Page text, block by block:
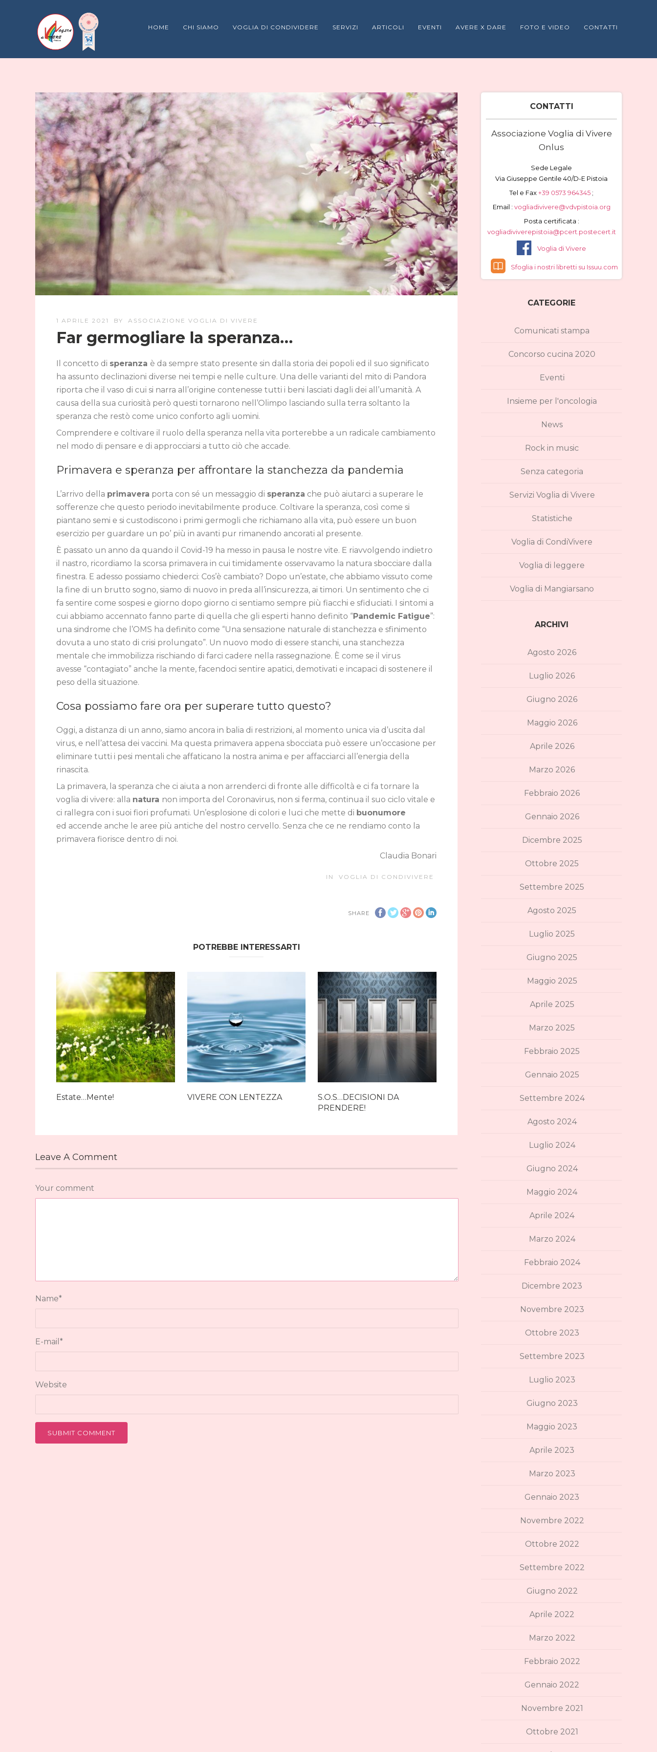
HOME CHI SIAMO VOGLIA DI CONDIVIDERE SERVIZI ARTICOLI EVENTI AVERE X DARE FOTO E VIDEO CONTATTI
1 APRILE 2021 BY ASSOCIAZIONE VOGLIA DI VIVERE
Far germogliare la speranza…
Il concetto di speranza è da sempre stato presente sin dalla storia dei popoli ed il suo significato
ha assunto declinazioni diverse nei tempi e nelle culture. Una delle varianti del mito di Pandora
riporta che il vaso di cui si narra all’origine contenesse tutti i beni lasciati dagli dei all’umanità. A
causa della sua curiosità però questi tornarono nell’Olimpo lasciando sulla terra soltanto la
speranza che restò come unico conforto agli uomini.
Comprendere e coltivare il ruolo della speranza nella vita porterebbe a un radicale cambiamento
nel modo di pensare e di approcciarsi a tutto ciò che accade.
Primavera e speranza per affrontare la stanchezza da pandemia
L’arrivo della primavera porta con sé un messaggio di speranza che può aiutarci a superare le
sofferenze che questo periodo inevitabilmente produce. Coltivare la speranza, così come si
piantano semi e si custodiscono i primi germogli che richiamano alla vita, può essere un buon
esercizio per guardare un po’ più in avanti pur rimanendo ancorati al presente.
È passato un anno da quando il Covid-19 ha messo in pausa le nostre vite. E riavvolgendo indietro
il nastro, ricordiamo la scorsa primavera in cui timidamente osservavamo la natura sbocciare dalla
finestra. E adesso possiamo chiederci: Cos’è cambiato? Dopo un’estate, che abbiamo vissuto come
la fine di un brutto sogno, siamo di nuovo in preda all’insicurezza, ai timori. Un sentimento che ci
fa sentire come sospesi e giorno dopo giorno ci sentiamo sempre più fiacchi e sfiduciati. I sintomi a
cui abbiamo accennato fanno parte di quella che gli esperti hanno definito “Pandemic Fatigue”:
una sindrome che l’OMS ha definito come “Una sensazione naturale di stanchezza e sfinimento
dovuta a uno stato di crisi prolungato”. Un nuovo modo di essere stanchi, una stanchezza
mentale che immobilizza rischiando di farci cadere nella rassegnazione. È come se il virus
avesse “contagiato” anche la mente, facendoci sentire apatici, demotivati e incapaci di sostenere il
peso della situazione.
Cosa possiamo fare ora per superare tutto questo?
Oggi, a distanza di un anno, siamo ancora in balia di restrizioni, al momento unica via d’uscita dal
virus, e nell’attesa dei vaccini. Ma questa primavera appena sbocciata può essere un’occasione per
eliminare tutti i pesi mentali che affaticano la nostra anima e per affacciarci all’energia della
rinascita.
La primavera, la speranza che ci aiuta a non arrenderci di fronte alle difficoltà e ci fa tornare la
voglia di vivere: alla natura non importa del Coronavirus, non si ferma, continua il suo ciclo vitale e
ci rallegra con i suoi fiori profumati. Un’esplosione di colori e luci che mette di buonumore
ed accende anche le aree più antiche del nostro cervello. Senza che ce ne rendiamo conto la
primavera fiorisce dentro di noi.
Claudia Bonari
IN VOGLIA DI CONDIVIVERE
SHARE
POTREBBE INTERESSARTI
Estate…Mente! VIVERE CON LENTEZZA
S.O.S…DECISIONI DA
PRENDERE!
Leave A Comment
Your comment
Name*
E-mail *
Website
CONTATTI
Associazione Voglia di Vivere
Onlus
Sede Legale
Via Giuseppe Gentile 40/D-E Pistoia
Tel e Fax+39 0573 964345 ;
Email : vogliadivivere@vdvpistoia.org
Posta certificata :
vogliadiviverepistoia@pcert.postecert.it
Voglia di Vivere
Sfoglia i nostri libretti su Issuu.com
CATEGORIE
Comunicati stampa
Concorso cucina 2020
Eventi
Insieme per l'oncologia
News
Rock in music
Senza categoria
Servizi Voglia di Vivere
Statistiche
Voglia di CondiVivere
Voglia di leggere
Voglia di Mangiarsano
ARCHIVI
Agosto 2026
Luglio 2026
Giugno 2026
Maggio 2026
Aprile 2026
Marzo 2026
Febbraio 2026
Gennaio 2026
Dicembre 2025
Ottobre 2025
Settembre 2025
Agosto 2025
Luglio 2025
Giugno 2025
Maggio 2025
Aprile 2025
Marzo 2025
Febbraio 2025
Gennaio 2025
Settembre 2024
Agosto 2024
Luglio 2024
Giugno 2024
Maggio 2024
Aprile 2024
Marzo 2024
Febbraio 2024
Dicembre 2023
Novembre 2023
Ottobre 2023
Settembre 2023
Luglio 2023
Giugno 2023
Maggio 2023
Aprile 2023
Marzo 2023
Gennaio 2023
Novembre 2022
Ottobre 2022
Settembre 2022
Giugno 2022
Aprile 2022
Marzo 2022
Febbraio 2022
Gennaio 2022
Novembre 2021
Ottobre 2021